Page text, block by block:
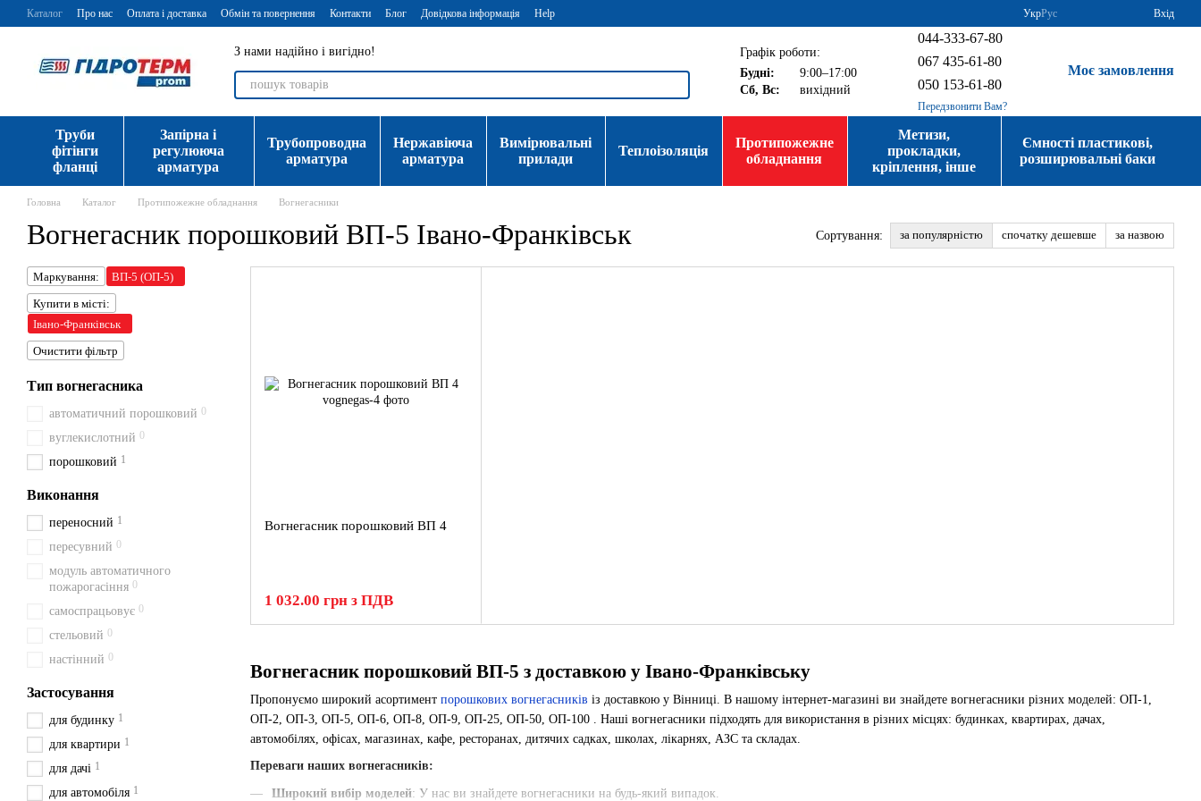
Перейти до основного контенту
Каталог Про нас Оплата і доставка Обмін та повернення Контакти Блог Довідкова інформація Help УкрРус Вхід
З нами надійно і вигідно!
Графік роботи:
Будні:
9:00–17:00
Сб, Вс:
вихідний
044-333-67-80
067 435-61-80
050 153-61-80
Передзвонити Вам?
Моє замовлення
Труби
фітінги
фланці
Запірна і
регулююча
арматура
Трубопроводна
арматура
Нержавіюча
арматура
Вимірювальні
прилади
Теплоізоляція
Протипожежне
обладнання
Метизи,
прокладки,
кріплення, інше
Ємності пластикові,
розширювальні баки
Головна Каталог Протипожежне обладнання Вогнегасники
Вогнегасник порошковий ВП-5 Івано-Франківськ Сортування: за популярністю спочатку дешевше за назвою
Вогнегасник порошковий ВП-5 з доставкою у Івано-Франківську
Пропонуємо широкий асортимент порошкових вогнегасників із доставкою у Вінниці. В нашому інтернет-магазині ви знайдете вогнегасники різних моделей: ОП-1,
ОП-2, ОП-3, ОП-5, ОП-6, ОП-8, ОП-9, ОП-25, ОП-50, ОП-100 . Наші вогнегасники підходять для використання в різних місцях: будинках, квартирах, дачах,
автомобілях, офісах, магазинах, кафе, ресторанах, дитячих садках, школах, лікарнях, АЗС та складах.
Переваги наших вогнегасників:
Широкий вибір моделей: У нас ви знайдете вогнегасники на будь-який випадок.
Вогнегасник порошковий ВП 4
1 032.00 грн з ПДВ
Маркування:
ВП-5 (ОП-5)
Купити в місті:
Івано-Франківськ
Очистити фільтр
Тип вогнегасника
автоматичний порошковий 0
вуглекислотний 0
порошковий 1
Виконання
переносний 1
пересувний 0
модуль автоматичного
пожарогасіння 0
самоспрацьовує 0
стельовий 0
настінний 0
Застосування
для будинку 1
для квартири 1
для дачі 1
для автомобіля 1